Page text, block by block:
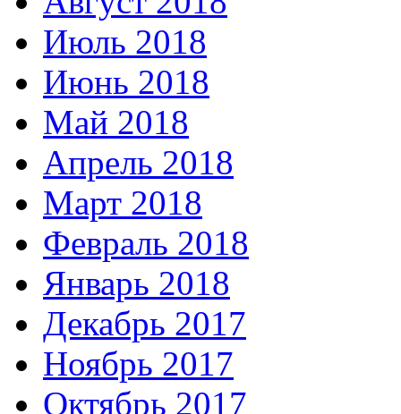
Июль 2018
Июнь 2018
Май 2018
Апрель 2018
Март 2018
Февраль 2018
Январь 2018
Декабрь 2017
Ноябрь 2017
Октябрь 2017